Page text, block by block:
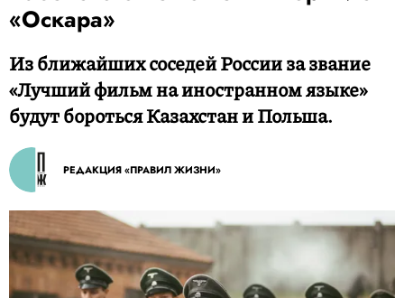
«Оскара»
Из ближайших соседей России за звание
«Лучший фильм на иностранном языке»
будут бороться Казахстан и Польша.
РЕДАКЦИЯ «ПРАВИЛ ЖИЗНИ»